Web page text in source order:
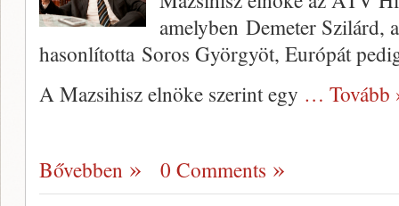
amelyben Demeter Szilárd,
hasonlította Soros Györgyöt, Európát
A Mazsihisz elnöke szerint egy … Tovább
Bővebben 0 Comments